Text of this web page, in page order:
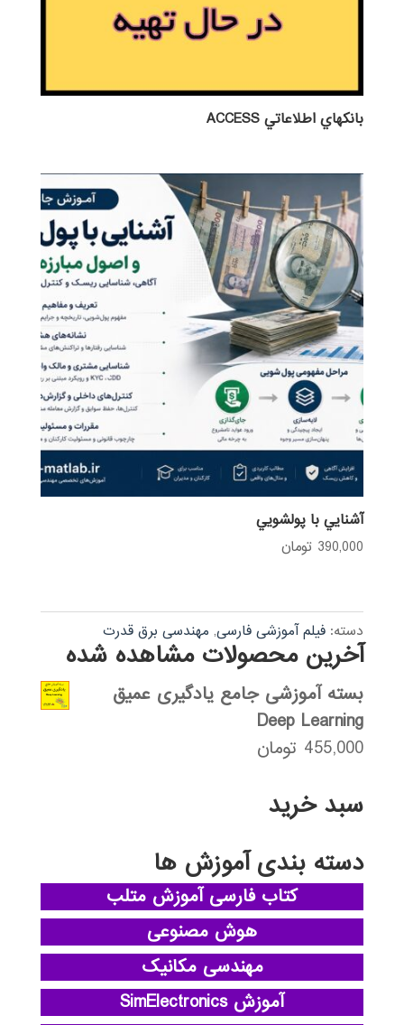
بانكهاي اطلاعاتي ACCESS
آشنايي با پولشويي
390,000 تومان
دسته: فیلم آموزشی فارسی, مهندسی برق قدرت
آخرین محصولات مشاهده شده
بسته آموزشی جامع یادگیری عمیق
Deep Learning
455,000 تومان
سبد خرید
دسته بندی آموزش ها
کتاب فارسی آموزش متلب
هوش مصنوعی
مهندسی مکانیک
آموزش SimElectronics